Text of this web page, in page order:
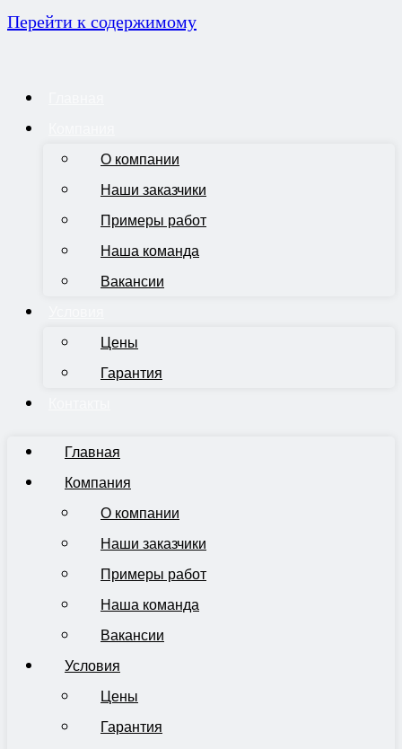
Перейти к содержимому
О компании
Наши заказчики
Примеры работ
Наша команда
Вакансии
Цены
Гарантия
Главная
Компания
О компании
Наши заказчики
Примеры работ
Наша команда
Вакансии
Условия
Цены
Гарантия